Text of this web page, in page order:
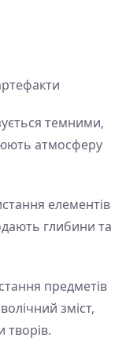
темними,
атмосферу
елементів
глибини та
предметів
зміст,
творів.